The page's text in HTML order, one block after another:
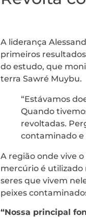
A liderança
primeiros
do estudo, que
terra Sawré Muybu.
“Estávamos
Quando
revoltadas.
contaminado e
A região onde vive
mercúrio é utilizado
seres que vivem
peixes
“Nossa principal